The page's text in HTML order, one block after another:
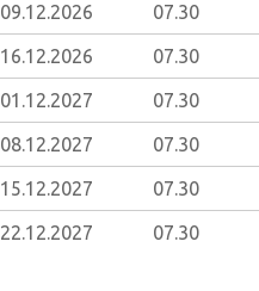
09.12.2026 07.30
16.12.2026 07.30
01.12.2027 07.30
08.12.2027 07.30
15.12.2027 07.30
22.12.2027 07.30